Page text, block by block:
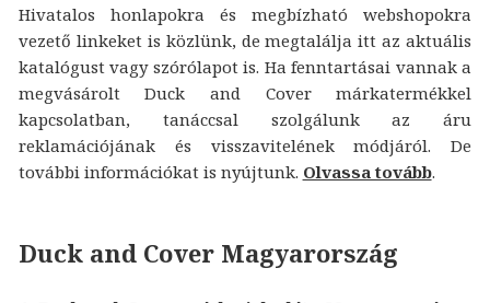
Hivatalos honlapokra és megbízható webshopokra
vezető linkeket is közlünk, de megtalálja itt az aktuális
katalógust vagy szórólapot is. Ha fenntartásai vannak a
megvásárolt Duck and Cover márkatermékkel
kapcsolatban, tanáccsal szolgálunk az áru
reklamációjának és visszavitelének módjáról. De
további információkat is nyújtunk. Olvassa tovább.
Duck and Cover Magyarország